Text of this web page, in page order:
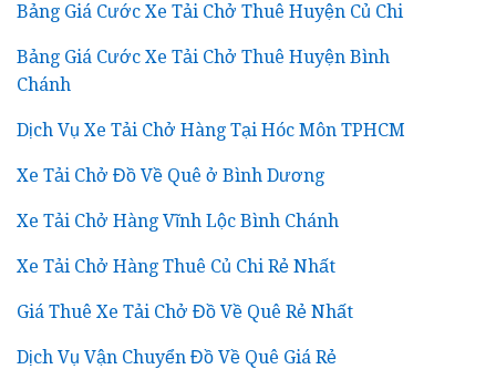
Bảng Giá Cước Xe Tải Chở Thuê Huyện Củ Chi
Bảng Giá Cước Xe Tải Chở Thuê Huyện Bình
Chánh
Dịch Vụ Xe Tải Chở Hàng Tại Hóc Môn TPHCM
Xe Tải Chở Đồ Về Quê ở Bình Dương
Xe Tải Chở Hàng Vĩnh Lộc Bình Chánh
Xe Tải Chở Hàng Thuê Củ Chi Rẻ Nhất
Giá Thuê Xe Tải Chở Đồ Về Quê Rẻ Nhất
Dịch Vụ Vận Chuyển Đồ Về Quê Giá Rẻ